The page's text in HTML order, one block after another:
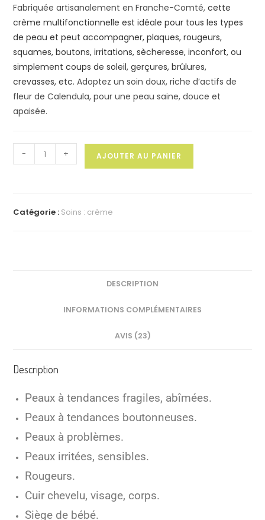
Fabriquée artisanalement en Franche-Comté,cette
crème multifonctionnelle est idéale pour tous les types
de peau et peut accompagner, plaques, rougeurs,
squames, boutons, irritations, sècheresse, inconfort, ou
simplement coups de soleil, gerçures, brûlures,
crevasses, etc. Adoptez un soin doux, riche d’actifs de
fleur de Calendula, pour une peau saine, douce et
apaisée.
quantité
de
soucis
- + AJOUTER AU PANIER
Catégorie : Soins : crème
DESCRIPTION
INFORMATIONS COMPLÉMENTAIRES
AVIS (23)
Description
Peaux à tendances fragiles, abîmées.
Peaux à tendances boutonneuses.
Peaux à problèmes.
Peaux irritées, sensibles.
Rougeurs.
Cuir chevelu, visage, corps.
Siège de bébé.